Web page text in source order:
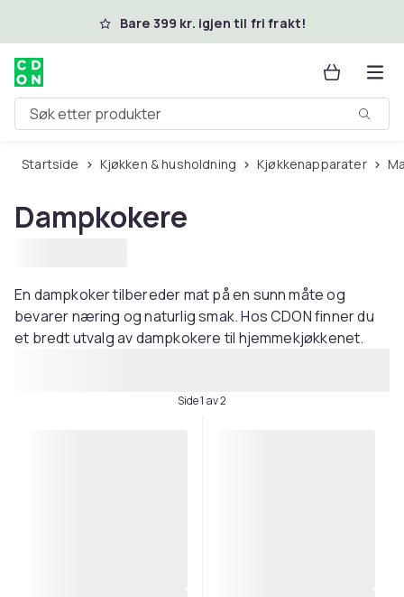
Hopp til hovedinnholdBare 399 kr. igjen til fri frakt!
Søk etter produkter
Startside Kjøkken & husholdning Kjøkkenapparater
Dampkokere
En dampkoker tilbereder mat på en sunn måte og
bevarer næring og naturlig smak. Hos CDON finner du
et bredt utvalg av dampkokere til hjemmekjøkkenet.
Side 1 av 2